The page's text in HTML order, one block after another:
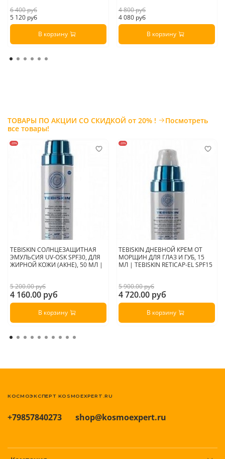
6 400 руб
5 120 руб
В корзину
4 800 руб
4 080 руб
В корзину
ТОВАРЫ ПО АКЦИИ СО СКИДКОЙ от 20% !
Посмотреть
все товары!
-20%
TEBISKIN СОЛНЦЕЗАЩИТНАЯ
ЭМУЛЬСИЯ UV-OSK SPF30, ДЛЯ
ЖИРНОЙ КОЖИ (АКНЕ), 50 МЛ |
5 200.00 руб
4 160.00 руб
В корзину
-20%
TEBISKIN ДНЕВНОЙ КРЕМ ОТ
МОРЩИН ДЛЯ ГЛАЗ И ГУБ, 15
МЛ | TEBISKIN RETICAP-EL SPF15
5 900.00 руб
4 720.00 руб
В корзину
+79857840273 shop@kosmoexpert.ru
КОСМОЭКСПЕРТ KOSMOEXPERT.RU